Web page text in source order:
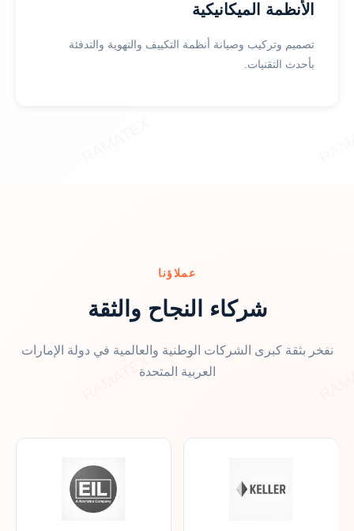
الأنظمة الميكانيكية
تصميم وتركيب وصيانة أنظمة التكييف والتهوية والتدفئة
بأحدث التقنيات.
عملاؤنا
شركاء النجاح والثقة
نفخر بثقة كبرى الشركات الوطنية والعالمية في دولة الإمارات
العربية المتحدة